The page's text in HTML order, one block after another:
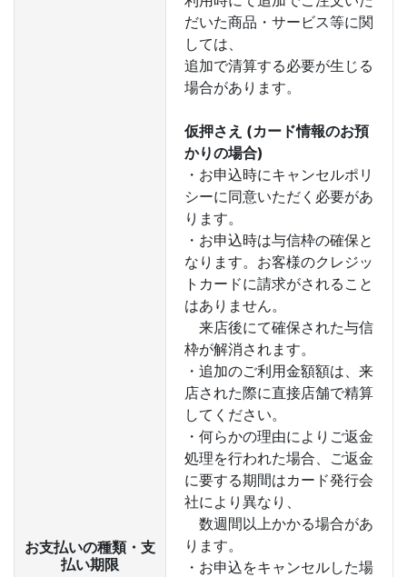
お支払いの種類・支
払い期限
だいた商品・サービス等に関
しては、
追加で清算する必要が生じる
場合があります。
仮押さえ (カード情報のお預
かりの場合)
・お申込時にキャンセルポリ
シーに同意いただく必要があ
ります。
・お申込時は与信枠の確保と
なります。お客様のクレジッ
トカードに請求がされること
はありません。
来店後にて確保された与信
枠が解消されます。
・追加のご利用金額額は、来
店された際に直接店舗で精算
してください。
・何らかの理由によりご返金
処理を行われた場合、ご返金
に要する期間はカード発行会
社により異なり、
数週間以上かかる場合があ
ります。
・お申込をキャンセルした場